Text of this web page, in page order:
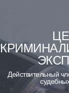
content
Действительный